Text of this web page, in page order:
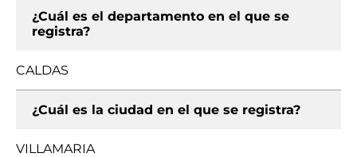
¿Cuál es el departamento en el que se
registra?
CALDAS
¿Cuál es la ciudad en el que se registra?
VILLAMARIA